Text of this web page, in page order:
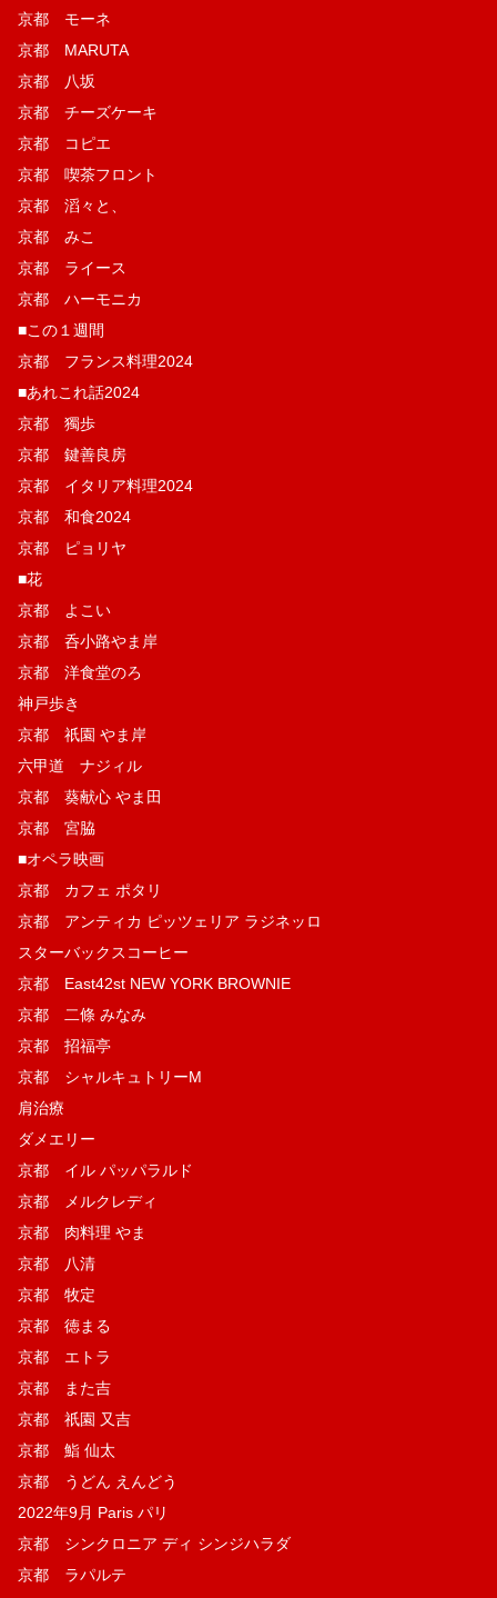
京都 モーネ
京都 MARUTA
京都 八坂
京都 チーズケーキ
京都 コピエ
京都 喫茶フロント
京都 滔々と、
京都 みこ
京都 ライース
京都 ハーモニカ
■この１週間
京都 フランス料理2024
■あれこれ話2024
京都 獨歩
京都 鍵善良房
京都 イタリア料理2024
京都 和食2024
京都 ピョリヤ
■花
京都 よこい
京都 呑小路やま岸
京都 洋食堂のろ
神戸歩き
京都 祇園 やま岸
六甲道 ナジィル
京都 葵献心 やま田
京都 宮脇
■オペラ映画
京都 カフェ ポタリ
京都 アンティカ ピッツェリア ラジネッロ
スターバックスコーヒー
京都 East42st NEW YORK BROWNIE
京都 二條 みなみ
京都 招福亭
京都 シャルキュトリーM
肩治療
ダメエリー
京都 イル パッパラルド
京都 メルクレディ
京都 肉料理 やま
京都 八清
京都 牧定
京都 徳まる
京都 エトラ
京都 また吉
京都 祇園 又吉
京都 鮨 仙太
京都 うどん えんどう
2022年9月 Paris パリ
京都 シンクロニア ディ シンジハラダ
京都 ラパルテ